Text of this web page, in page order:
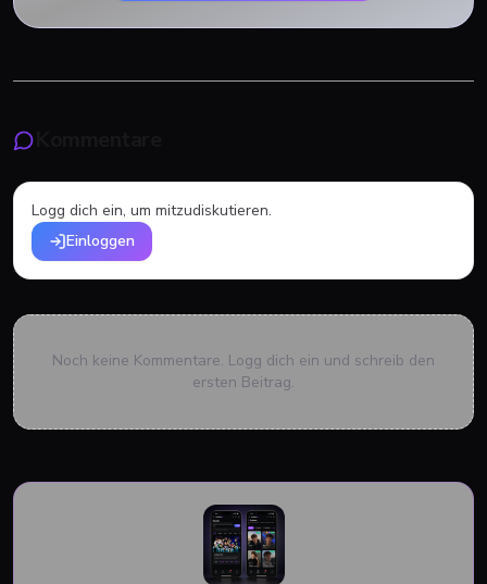
Logg dich ein, um mitzudiskutieren.
Einloggen
Noch keine Kommentare. Logg dich ein und schreib den
ersten Beitrag.